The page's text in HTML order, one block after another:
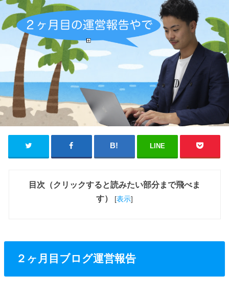
LINE
目次（クリックすると読みたい部分まで飛べま
す）
[表示]
２ヶ月目ブログ運営報告